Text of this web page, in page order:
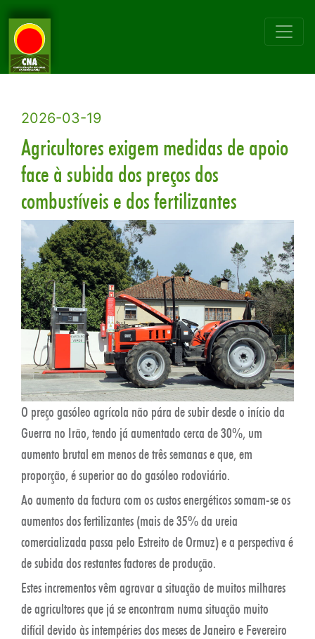
2026-03-19
Agricultores exigem medidas de apoio
face à subida dos preços dos
combustíveis e dos fertilizantes
O preço gasóleo agrícola não pára de subir desde o início da
Guerra no Irão, tendo já aumentado cerca de 30%, um
aumento brutal em menos de três semanas e que, em
proporção, é superior ao do gasóleo rodoviário.
Ao aumento da factura com os custos energéticos somam-se os
aumentos dos fertilizantes (mais de 35% da ureia
comercializada passa pelo Estreito de Ormuz) e a perspectiva é
de subida dos restantes factores de produção.
Estes incrementos vêm agravar a situação de muitos milhares
de agricultores que já se encontram numa situação muito
difícil devido às intempéries dos meses de Janeiro e Fevereiro